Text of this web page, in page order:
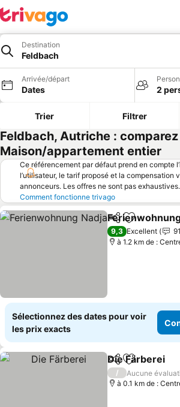
Destination
Feldbach
Arrivée/départ
Dates 2
Trier Filtrer
Feldbach, Autriche :
Maison/appartement entier
Ce référencement par défaut prend en compte
l’utilisateur, le tarif proposé et la compensation
annonceurs. Les offres ne sont pas exhaustives.
Comment fonctionne trivago
PartagerAjouter à
9,3 Excellent
à 1.2 km de :
Sélectionnez des dates pour voir
les prix exacts
PartagerAjouter à
Die Färberei
/
Aucune
à 0.1 km de :